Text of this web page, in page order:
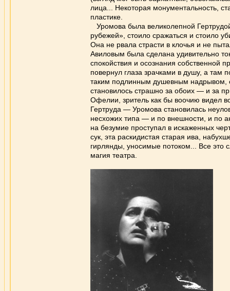
лица... Некоторая монументальность,
пластике.
Уромова была великолепной
рубежей», стоило сражаться и стоило
Она не рвала страсти в клочья и не
Авиловым была сделана удивительно
спокойствия и осознания собственной
повернул глаза зрачками в душу, а
таким подлинным душевным надрывом,
становилось страшно за обоих — и за
Офелии, зритель как бы воочию видел
Гертруда — Уромова становилась
несхожих типа — и по внешности, и по
на безумие проступал в искаженных
сук, эта раскидистая старая ива,
гирлянды, уносимые потоком... Все это
магия театра.